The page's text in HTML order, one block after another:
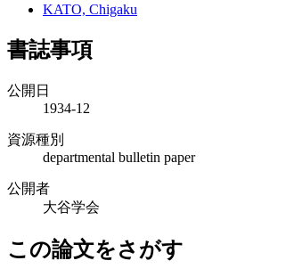
KATO, Chigaku
書誌事項
公開日
1934-12
資源種別
departmental bulletin paper
公開者
大谷学会
この論文をさがす